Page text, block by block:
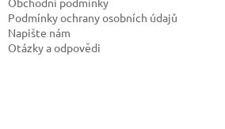
Podmínky ochrany osobních údajů
Napište nám
Otázky a odpovědi